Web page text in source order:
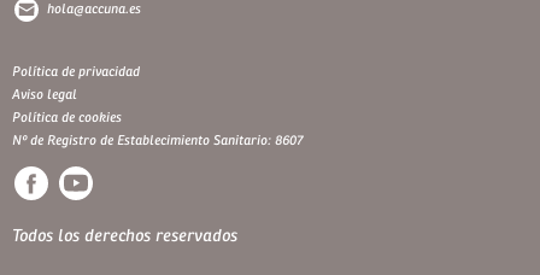
hola@accuna.es
Política de privacidad
Aviso legal
Política de cookies
Nº de Registro de Establecimiento Sanitario: 8607
Todos los derechos reservados